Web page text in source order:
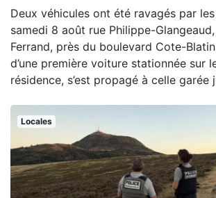
Deux véhicules ont été ravagés par
samedi 8 août rue Philippe-
Ferrand, près du boulevard Cote-
d’une première voiture stationnée sur
résidence, s’est propagé à celle garée
Locales